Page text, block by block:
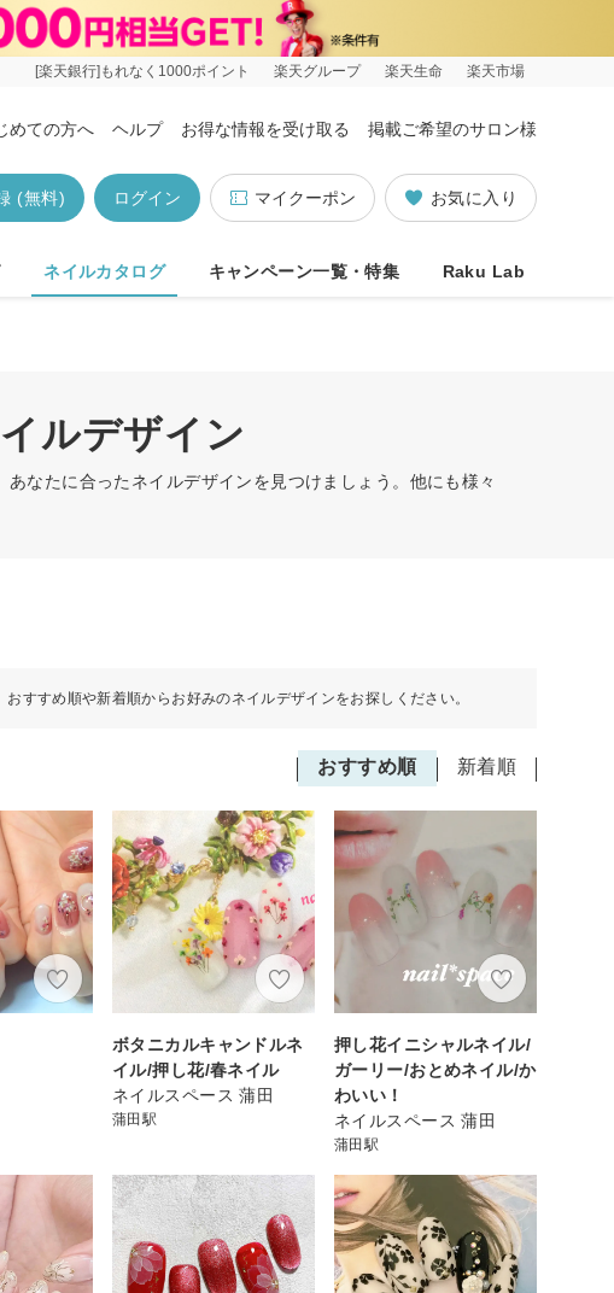
[楽天銀行]もれなく1000ポイント 楽天グループ 楽天生命 楽天市場
めての方へ ヘルプ お得な情報を受け取る 掲載ご希望のサロン様
お気に入り
マイクーポン
ログイン
(無料)
ネイルカタログ キャンペーン一覧・特集 Raku Lab
ルデザイン
なたに合ったネイルデザインを見つけましょう。他にも様々
おすすめ順や新着順からお好みのネイルデザインをお探しください。
おすすめ順 新着順
ボタニカルキャンドルネ
イル/押し花/春ネイル
ネイルスペース 蒲田
蒲田駅
押し花イニシャルネイル/
ガーリー/おとめネイル/か
わいい！
ネイルスペース 蒲田
蒲田駅